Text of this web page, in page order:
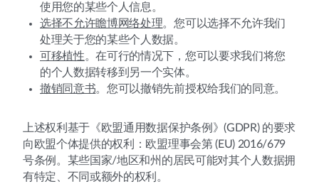
使用您的某些个人信息。
选择不允许瞻博网络处理。您可以选择不允许我们
处理关于您的某些个人数据。
可移植性。在可行的情况下，您可以要求我们将您
的个人数据转移到另一个实体。
撤销同意书。您可以撤销先前授权给我们的同意。
上述权利基于《欧盟通用数据保护条例》(GDPR) 的要求
向欧盟个体提供的权利：欧盟理事会第 (EU) 2016/679
号条例。某些国家/地区和州的居民可能对其个人数据拥
有特定、不同或额外的权利。